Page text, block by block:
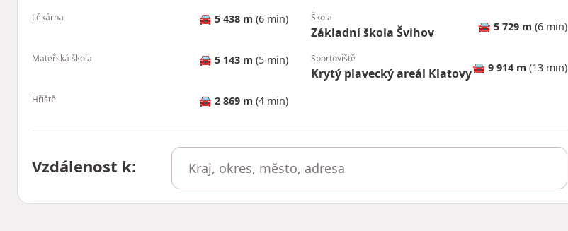
Lékárna 🚘 5 438 m (6 min) Škola
Základní škola Švihov 🚘 5 729 m (6 min)
Mateřská škola 🚘 5 143 m (5 min) Sportoviště
Krytý plavecký areál Klatovy🚘 9 914 m (13 min)
Hřiště 🚘 2 869 m (4 min)
Vzdálenost k: